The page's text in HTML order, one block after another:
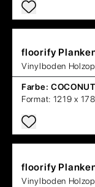
floorify
Vinylboden
Farbe:
Format: 1219 x
floorify
Vinylboden